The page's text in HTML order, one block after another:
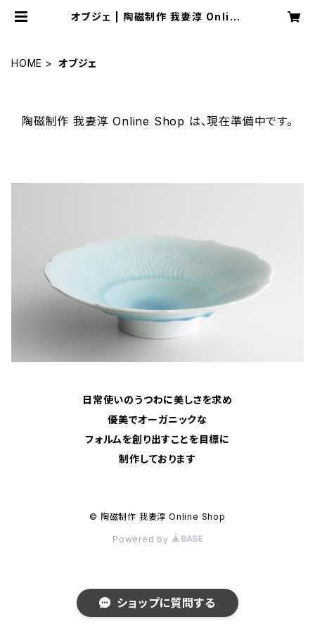
オブジェ | 陶磁制作 我妻淳 Online
HOME オブジェ
陶磁制作 我妻淳 Online Shop は、現在準備中です。
日常使いのうつわに美しさを求め
優美でオーガニックな
フォルムを創り出すことを目標に
制作しております
© 陶磁制作 我妻淳 Online Shop
Powered by
ショップに質問する